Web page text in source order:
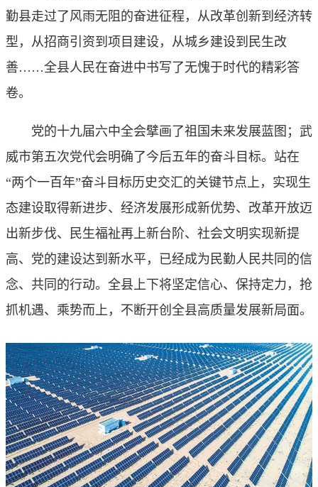
勤县走过了风雨无阻的奋进征程，从改革创新到经济转
型，从招商引资到项目建设，从城乡建设到民生改
善……全县人民在奋进中书写了无愧于时代的精彩答
卷。
党的十九届六中全会擘画了祖国未来发展蓝图；武
威市第五次党代会明确了今后五年的奋斗目标。站在
“两个一百年”奋斗目标历史交汇的关键节点上，实现生
态建设取得新进步、经济发展形成新优势、改革开放迈
出新步伐、民生福祉再上新台阶、社会文明实现新提
高、党的建设达到新水平，已经成为民勤人民共同的信
念、共同的行动。全县上下将坚定信心、保持定力，抢
抓机遇、乘势而上，不断开创全县高质量发展新局面。